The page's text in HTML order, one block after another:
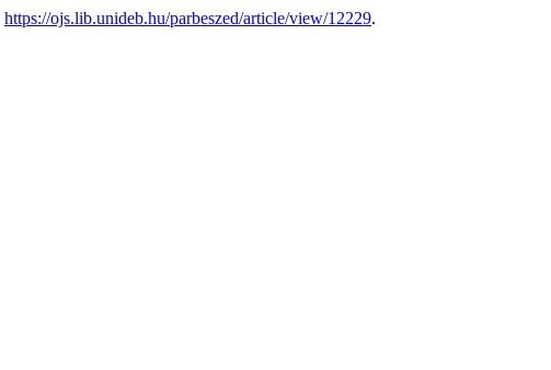
https://ojs.lib.unideb.hu/parbeszed/article/view/12229.